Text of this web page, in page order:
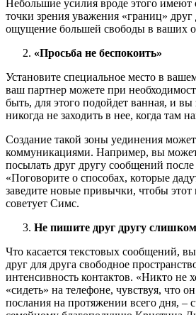
Небольшие усилия вроде этого имеют
точки зрения уважения «границ» друг
ощущение большей свободы в ваших
«Просьба не беспокоить»
Установите специальное место в
ваш партнер можете при
быть, для этого подойдет ванная, и вы
никогда не заходить в нее, когда там
Создание такой зоны уединения
коммуникациями. Например, вы
посылать друг другу сообщений после
«Поговорите о способах, которые
заведите новые привычки, чтобы этот
советует Симс.
Не пишите друг другу
Что касается текстовых сообщений,
друг для друга свободное
интенсивность контактов. «Никто не
«сидеть» на телефоне, чувствуя, что
послания на протяжении всего дня, –